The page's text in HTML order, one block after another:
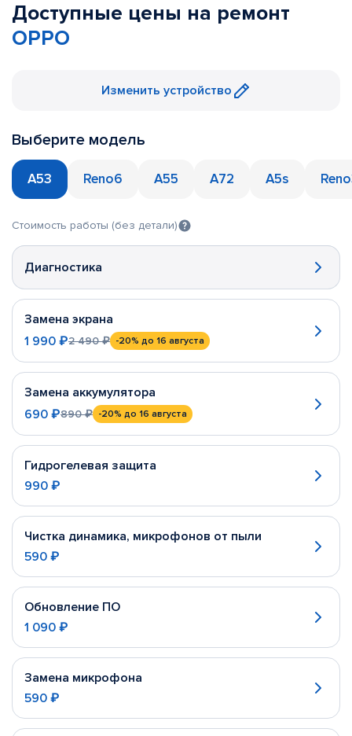
Доступные цены на ремонт
OPPO
Изменить устройство
Выберите модель
A53 Reno6 A55 A72 A5s
Стоимость работы (без детали)
Диагностика
Замена экрана
1 990 ₽2 490 ₽ -20% до 16 августа
Замена аккумулятора
690 ₽890 ₽ -20% до 16 августа
Гидрогелевая защита
990 ₽
Чистка динамика, микрофонов от пыли
590 ₽
Обновление ПО
1 090 ₽
Замена микрофона
590 ₽